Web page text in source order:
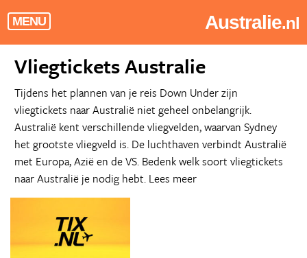
MENU Australie.nl
Vliegtickets Australie
Tijdens het plannen van je reis Down Under zijn
vliegtickets naar Australië niet geheel onbelangrijk.
Australië kent verschillende vliegvelden, waarvan Sydney
het grootste vliegveld is. De luchthaven verbindt Australië
met Europa, Azië en de VS. Bedenk welk soort vliegtickets
naar Australië je nodig hebt. Lees meer